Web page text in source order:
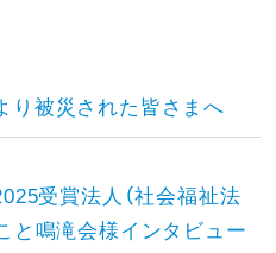
り被災された皆さまへ
受賞法人（社会福祉法
と鳴滝会様インタビュー